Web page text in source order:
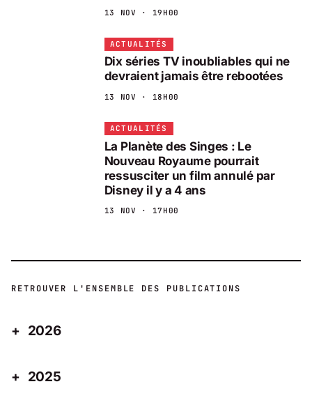
13 NOV · 19H00
ACTUALITÉS
Dix séries TV inoubliables qui ne
devraient jamais être rebootées
13 NOV · 18H00
ACTUALITÉS
La Planète des Singes : Le
Nouveau Royaume pourrait
ressusciter un film annulé par
Disney il y a 4 ans
13 NOV · 17H00
RETROUVER L'ENSEMBLE DES PUBLICATIONS
2026
2025